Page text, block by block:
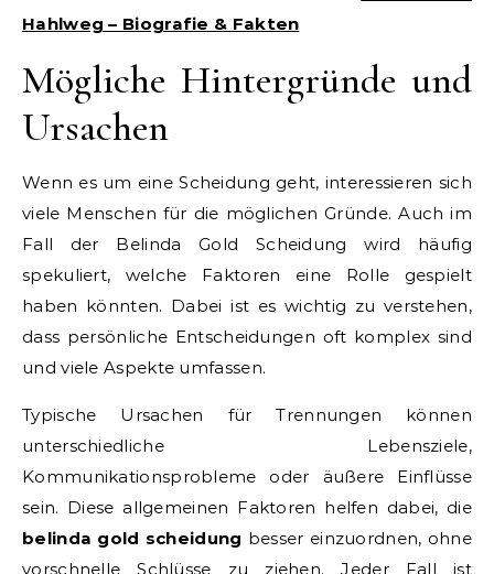
Hahlweg – Biografie & Fakten
Mögliche Hintergründe und
Ursachen
Wenn es um eine Scheidung geht, interessieren sich
viele Menschen für die möglichen Gründe. Auch im
Fall der Belinda Gold Scheidung wird häufig
spekuliert, welche Faktoren eine Rolle gespielt
haben könnten. Dabei ist es wichtig zu verstehen,
dass persönliche Entscheidungen oft komplex sind
und viele Aspekte umfassen.
Typische Ursachen für Trennungen können
unterschiedliche Lebensziele,
Kommunikationsprobleme oder äußere Einflüsse
sein. Diese allgemeinen Faktoren helfen dabei, die
belinda gold scheidung besser einzuordnen, ohne
vorschnelle Schlüsse zu ziehen. Jeder Fall ist